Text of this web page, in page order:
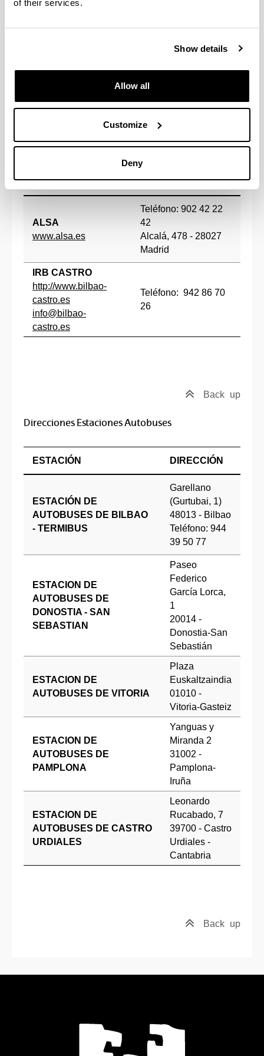
of their services.
Show details
Allow all
Customize
Deny
https://donostiatikleioara.wordpress.com
Cantabria - Bizkaia / Bizkaia -Cantabria
COMPAÑÍA CONTACTO
ALSA
www.alsa.es
Teléfono: 902 42 22
42
Alcalá, 478 - 28027
Madrid
IRB CASTRO
http://www.bilbao-
castro.es
info@bilbao-
castro.es
Teléfono: 942 86 70
26
Back up
Direcciones Estaciones Autobuses
ESTACIÓN DIRECCIÓN
ESTACIÓN DE
AUTOBUSES DE BILBAO
- TERMIBUS
Garellano
(Gurtubai, 1)
48013 - Bilbao
Teléfono: 944
39 50 77
ESTACION DE
AUTOBUSES DE
DONOSTIA - SAN
SEBASTIAN
Paseo
Federico
García Lorca,
1
20014 -
Donostia-San
Sebastián
ESTACION DE
AUTOBUSES DE VITORIA
Plaza
Euskaltzaindia
01010 -
Vitoria-Gasteiz
ESTACION DE
AUTOBUSES DE
PAMPLONA
Yanguas y
Miranda 2
31002 -
Pamplona-
Iruña
ESTACION DE
AUTOBUSES DE CASTRO
URDIALES
Leonardo
Rucabado, 7
39700 - Castro
Urdiales -
Cantabria
Back up